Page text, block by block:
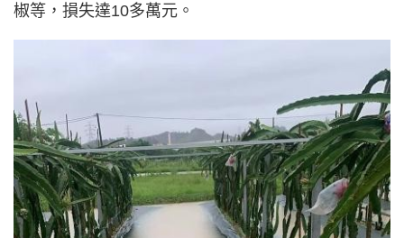
椒等，損失達10多萬元。